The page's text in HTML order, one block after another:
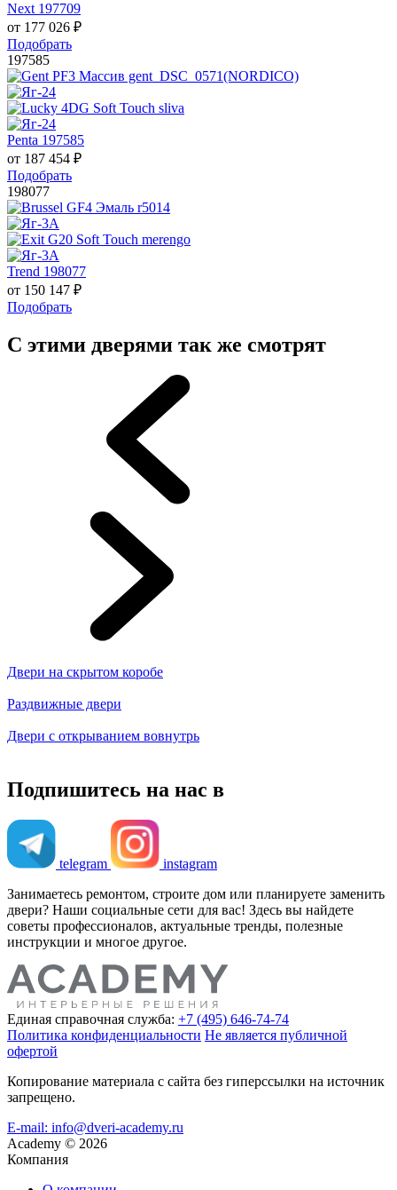
Next 197709
от 177 026 ₽
Подобрать
197585
Penta 197585
от 187 454 ₽
Подобрать
198077
Trend 198077
от 150 147 ₽
Подобрать
С этими дверями так же смотрят
Двери на скрытом коробе
Раздвижные двери
Двери с открыванием вовнутрь
Подпишитесь на нас в
telegram
instagram
Занимаетесь ремонтом, строите дом или планируете заменить
двери? Наши социальные сети для вас! Здесь вы найдете
советы профессионалов, актуальные тренды, полезные
инструкции и многое другое.
Единая справочная служба: +7 (495) 646-74-74
Политика конфиденциальности Не является публичной
офертой
Копирование материала с сайта без гиперссылки на источник
запрещено.
E-mail: info@dveri-academy.ru
Academy © 2026
Компания